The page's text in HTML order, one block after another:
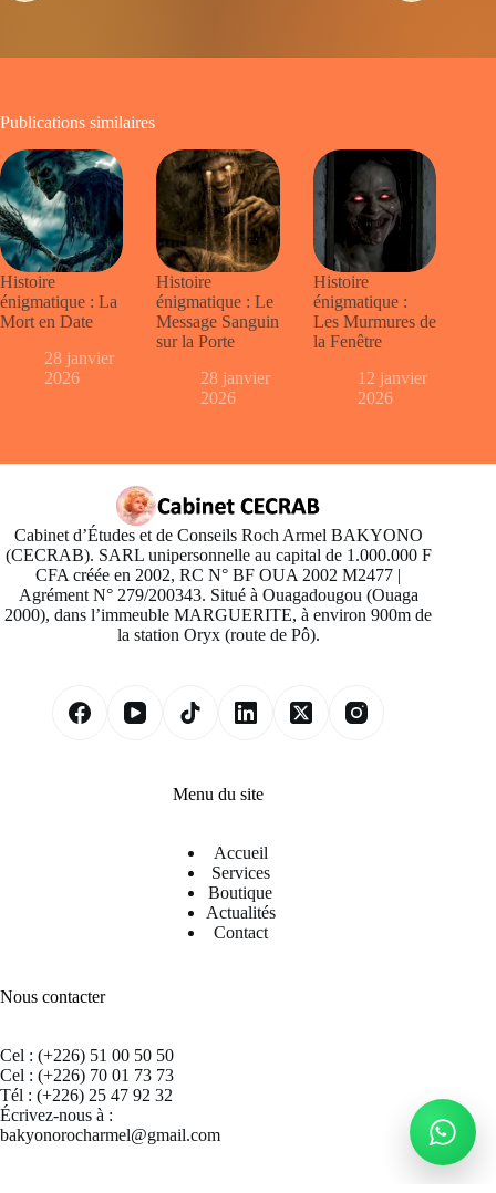
Publications similaires
Histoire
énigmatique : La
Mort en Date
28 janvier
2026
Histoire
énigmatique : Le
Message Sanguin
sur la Porte
28 janvier
2026
Histoire
énigmatique :
Les Murmures de
la Fenêtre
12 janvier
2026
Cabinet d’Études et de Conseils Roch Armel BAKYONO
(CECRAB). SARL unipersonnelle au capital de 1.000.000 F
CFA créée en 2002, RC N° BF OUA 2002 M2477 |
Agrément N° 279/200343. Situé à Ouagadougou (Ouaga
2000), dans l’immeuble MARGUERITE, à environ 900m de
la station Oryx (route de Pô).
Menu du site
Accueil
Services
Boutique
Actualités
Contact
Nous contacter
Cel : (+226) 51 00 50 50
Cel : (+226) 70 01 73 73
Tél : (+226) 25 47 92 32
Écrivez-nous à :
bakyonorocharmel@gmail.com